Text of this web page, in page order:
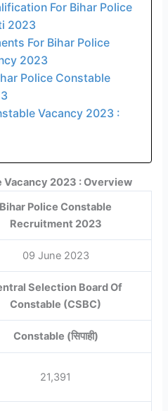
For Bihar Police
2023
For Bihar Police
2023
Police Constable
Vacancy 2023 :
Vacancy 2023 : Overview
Bihar Police Constable
Recruitment 2023
09 June 2023
Selection Board Of
Constable (CSBC)
Constable (सिपाही)
21,391